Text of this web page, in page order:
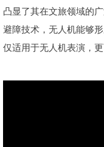
凸显了其在文旅领域的
避障技术，无人机能够
仅适用于无人机表演，